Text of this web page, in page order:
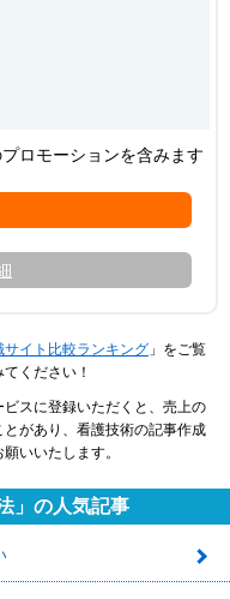
ロモーションを含みます
サイト比較ランキング 」をご覧
ください！
スに登録いただくと、売上の
があり、看護技術の記事作成
いいたします。
」の人気記事